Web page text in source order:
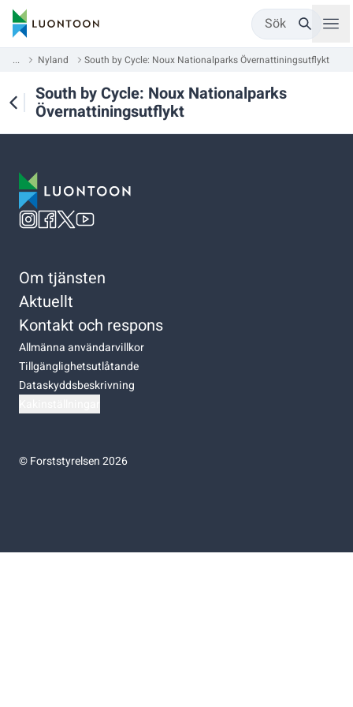
Sök
... Nyland South by Cycle: Noux Nationalparks Övernattiningsutflykt
South by Cycle: Noux Nationalparks
Övernattiningsutflykt
Om tjänsten
Aktuellt
Kontakt och respons
Allmänna användarvillkor
Tillgänglighetsutlåtande
Dataskyddsbeskrivning
©Forststyrelsen 2026